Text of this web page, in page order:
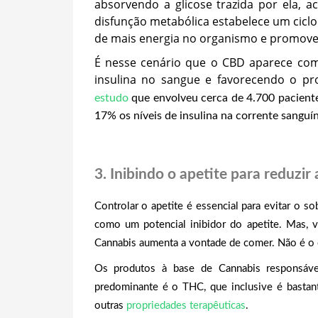
absorvendo a glicose trazida por ela,
disfunção metabólica estabelece um
de mais energia no organismo e
É nesse cenário que o CBD aparece
insulina no sangue e favorecendo o
estudoque envolveu cerca de 4.700
17% os níveis de insulina na corrente
3. Inibindo o apetite para reduzir
Controlar o apetite é essencial para evitar o
como um potencial inibidor do apetite. Mas,
Cannabis aumenta a vontade de comer. Não é
Os produtos à base de Cannabis
predominante é o THC, que inclusive é
outras propriedades terapêuticas.